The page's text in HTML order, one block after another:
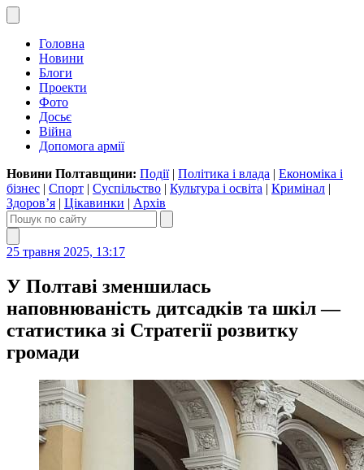
Головна
Новини
Блоги
Проекти
Фото
Досьє
Війна
Допомога армії
Новини Полтавщини: Події| Політика і влада | Економіка і
бізнес | Спорт | Суспільство | Культура і освіта | Кримінал |
Здоров’я | Цікавинки | Архів
25 травня 2025, 13:17
У Полтаві зменшилась
наповнюваність дитсадків та шкіл —
статистика зі Стратегії розвитку
громади